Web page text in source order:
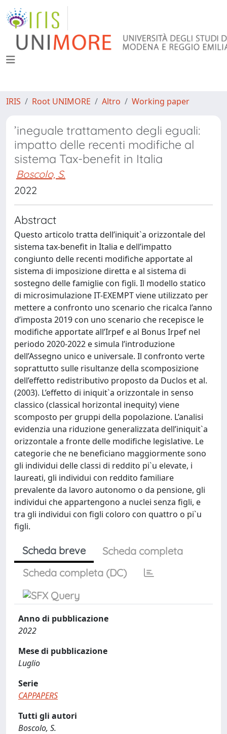
IRIS Root UNIMORE Altro Working paper
’ineguale trattamento degli eguali:
impatto delle recenti modifiche al
sistema Tax-benefit in Italia
Boscolo, S.
2022
Abstract
Questo articolo tratta dell’iniquit`a orizzontale del
sistema tax-benefit in Italia e dell’impatto
congiunto delle recenti modifiche apportate al
sistema di imposizione diretta e al sistema di
sostegno delle famiglie con figli. Il modello statico
di microsimulazione IT-EXEMPT viene utilizzato per
mettere a confronto uno scenario che ricalca l’anno
d’imposta 2019 con uno scenario che recepisce le
modifiche apportate all’Irpef e al Bonus Irpef nel
periodo 2020-2022 e simula l’introduzione
dell’Assegno unico e universale. Il confronto verte
soprattutto sulle risultanze della scomposizione
dell’effetto redistributivo proposto da Duclos et al.
(2003). L’effetto di iniquit`a orizzontale in senso
classico (classical horizontal inequity) viene
scomposto per gruppi della popolazione. L’analisi
evidenzia una riduzione generalizzata dell’iniquit`a
orizzontale a fronte delle modifiche legislative. Le
categorie che ne beneficiano maggiormente sono
gli individui delle classi di reddito pi`u elevate, i
laureati, gli individui con reddito familiare
prevalente da lavoro autonomo o da pensione, gli
individui che appartengono a nuclei senza figli, e
tra gli individui con figli coloro con quattro o pi`u
figli.
Scheda breve
Scheda completa
Scheda completa (DC)
Anno di pubblicazione
2022
Mese di pubblicazione
Luglio
Serie
CAPPAPERS
Tutti gli autori
Boscolo, S.